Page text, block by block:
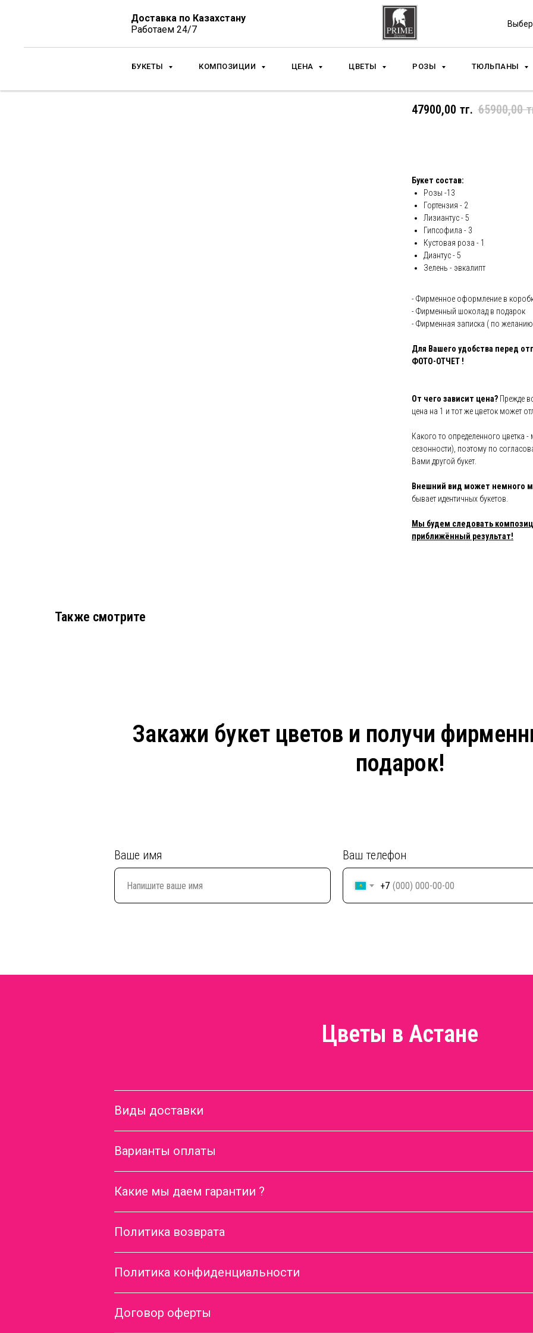
Доставка по Казахстану
Работаем 24/7
БУКЕТЫ КОМПОЗИЦИИ ЦЕНА ЦВЕТЫ РОЗЫ ТЮЛЬПАНЫ
47900,00 тг. 65900,00
Букет состав:
Розы -13
Гортензия - 2
Лизиантус - 5
Гипсофила - 3
Кустовая роза - 1
Диантус - 5
Зелень - эвкалипт
- Фирменное оформление в
- Фирменный шоколад в подарок
- Фирменная записка ( по
Для Вашего удобства перед
ФОТО-ОТЧЕТ !
От чего зависит цена? Прежде
цена на 1 и тот же цветок может
Какого то определенного цветка
сезонности), поэтому по
Вами другой букет.
Внешний вид может немного
бывает идентичных букетов.
Мы будем следовать
приближённый результат!
Также смотрите
Закажи букет цветов и получи
подарок!
Ваше имя Ваш телефон
+7
Цветы в Астане
Виды доставки
Варианты оплаты
Какие мы даем гарантии ?
Политика возврата
Политика конфиденциальности
Договор оферты